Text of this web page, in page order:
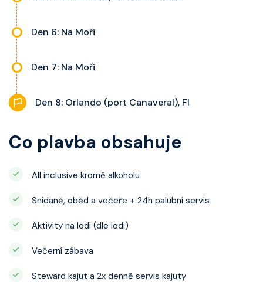
Den 6: Na Moři
Den 7: Na Moři
Den 8: Orlando (port Canaveral), Fl
Co plavba obsahuje
All inclusive kromě alkoholu
Snídaně, oběd a večeře + 24h palubní servis
Aktivity na lodi (dle lodi)
Večerní zábava
Steward kajut a 2x denně servis kajuty